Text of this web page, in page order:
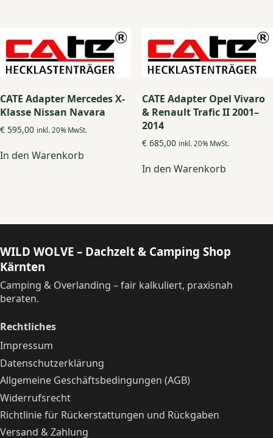
CATE Adapter Mercedes X-
Klasse Nissan Navara
€ 595,00 inkl. 20% MwSt.
In den Warenkorb
CATE Adapter Opel Vivaro
& Renault Trafic II 2001–
2014
€685,00 inkl. 20% MwSt.
In den Warenkorb
WILD WOLVE – Dachzelt & Camping Shop
Kärnten
Camping & Overlanding – fair kalkuliert, praxisnah
beraten.
Rechtliches
Impressum
Datenschutzerklärung
Allgemeine Geschäftsbedingungen (AGB)
Widerrufsrecht
Richtlinie für Rückerstattungen und Rückgaben
Versand & Zahlung